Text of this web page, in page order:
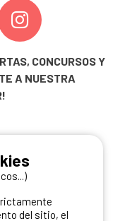
CONCURSOS Y
A NUESTRA
del sitio, el